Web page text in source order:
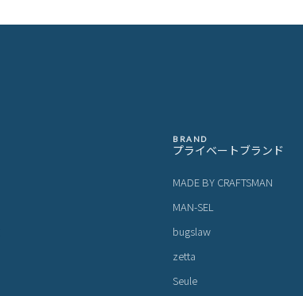
BRAND
プライベートブランド
MADE BY CRAFTSMAN
MAN-SEL
bugslaw
zetta
Seule